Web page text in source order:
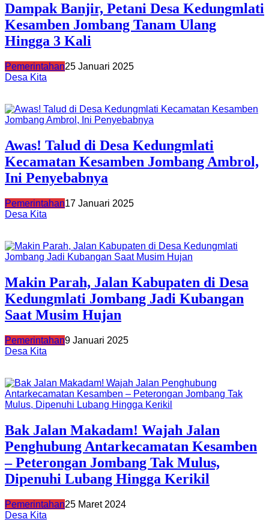
Dampak Banjir, Petani Desa Kedungmlati
Kesamben Jombang Tanam Ulang
Hingga 3 Kali
Pemerintahan25 Januari 2025
Desa Kita
Awas! Talud di Desa Kedungmlati
Kecamatan Kesamben Jombang Ambrol,
Ini Penyebabnya
Pemerintahan17 Januari 2025
Desa Kita
Makin Parah, Jalan Kabupaten di Desa
Kedungmlati Jombang Jadi Kubangan
Saat Musim Hujan
Pemerintahan9 Januari 2025
Desa Kita
Bak Jalan Makadam! Wajah Jalan
Penghubung Antarkecamatan Kesamben
– Peterongan Jombang Tak Mulus,
Dipenuhi Lubang Hingga Kerikil
Pemerintahan25 Maret 2024
Desa Kita